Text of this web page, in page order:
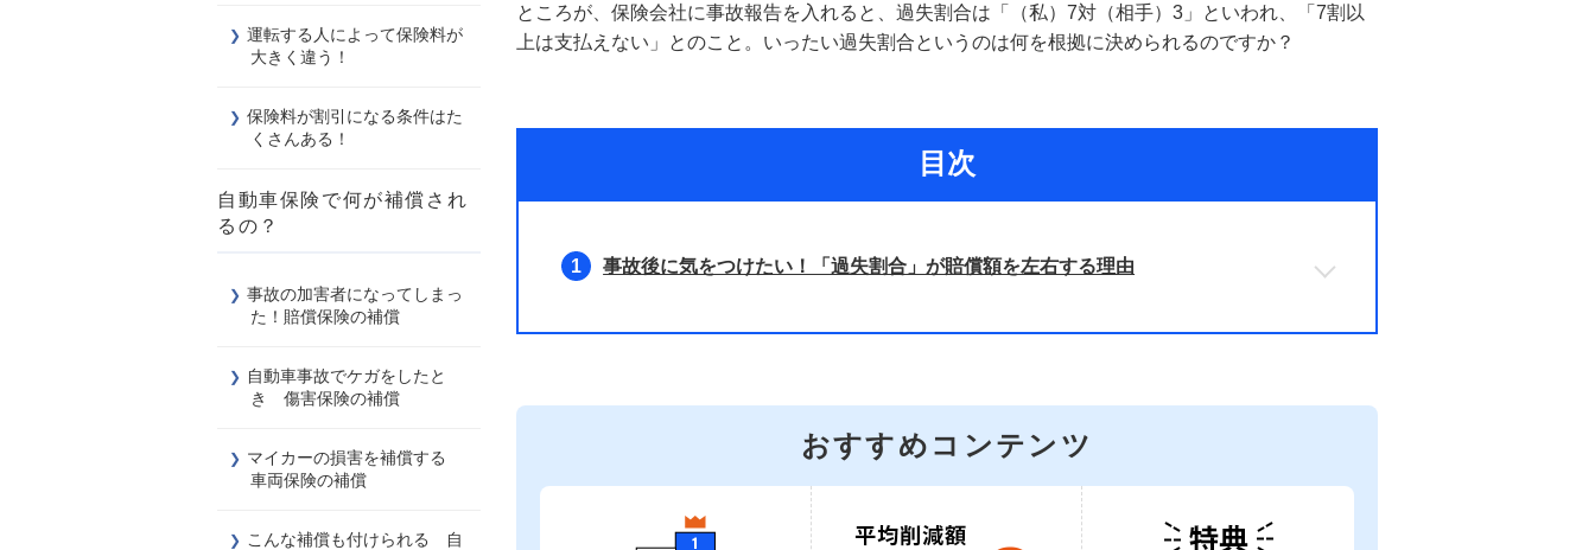
運転する人によって保険料が
大きく違う！
保険料が割引になる条件はた
くさんある！
自動車保険で何が補償され
るの？
事故の加害者になってしまっ
た！賠償保険の補償
自動車事故でケガをしたと
き 傷害保険の補償
マイカーの損害を補償する
車両保険の補償
こんな補償も付けられる 自
ところが、保険会社に事故報告を入れると、過失割合は「（私）7対（相手）3」といわれ、「7割以
上は支払えない」とのこと。いったい過失割合というのは何を根拠に決められるのですか？
目次
1 事故後に気をつけたい！「過失割合」が賠償額を左右する理由
おすすめコンテンツ